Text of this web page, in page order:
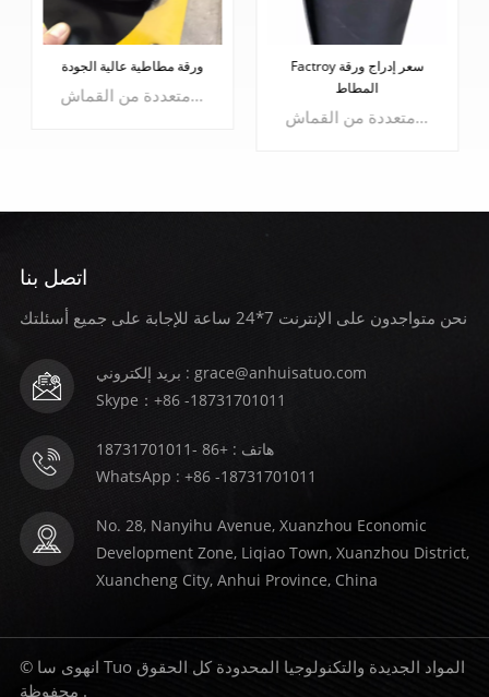
ورقة مطاطية عالية الجودة
يمكن إنتاج الألواح المطاطية المدخلة بسطح أملس واحد، وسطح خشن واحد، وسطح منقوش بالقماش، وسطحين أملسين، وسطحين منقوشين بالقماش لتلبية احتياجات العملاء؛ وفقا لمتطلبات العملاء المختلفة، يمكن وضع طبقات متعددة من القماش.
يتعلم أكثر
Factroy سعر إدراج ورقة
المطاط
يمكن إنتاج الألواح المطاطية المدخلة بسطح أملس واحد، وسطح خشن واحد، وسطح منقوش بالقماش، وسطحين أملسين، وسطحين منقوشين بالقماش لتلبية احتياجات العملاء؛ وفقا لمتطلبات العملاء المختلفة، يمكن وضع طبقات متعددة من القماش.
اتصل بنا
نحن متواجدون على الإنترنت 7*24 ساعة للإجابة على جميع أسئلتك
بريد إلكتروني : grace@anhuisatuo.com
Skype：+86 -18731701011
هاتف : +86 -18731701011
WhatsApp : +86 -18731701011
No. 28, Nanyihu Avenue, Xuanzhou Economic
Development Zone, Liqiao Town, Xuanzhou District,
Xuancheng City, Anhui Province, China
© انهوى سا Tuo المواد الجديدة والتكنولوجيا المحدودة كل الحقوق
محفوظة .